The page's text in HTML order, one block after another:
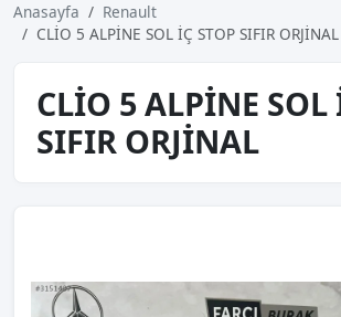
Anasayfa
Renault
CLİO 5 ALPİNE SOL İÇ STOP SIFIR ORJİNAL
CLİO 5 ALPİNE SOL
SIFIR ORJİNAL